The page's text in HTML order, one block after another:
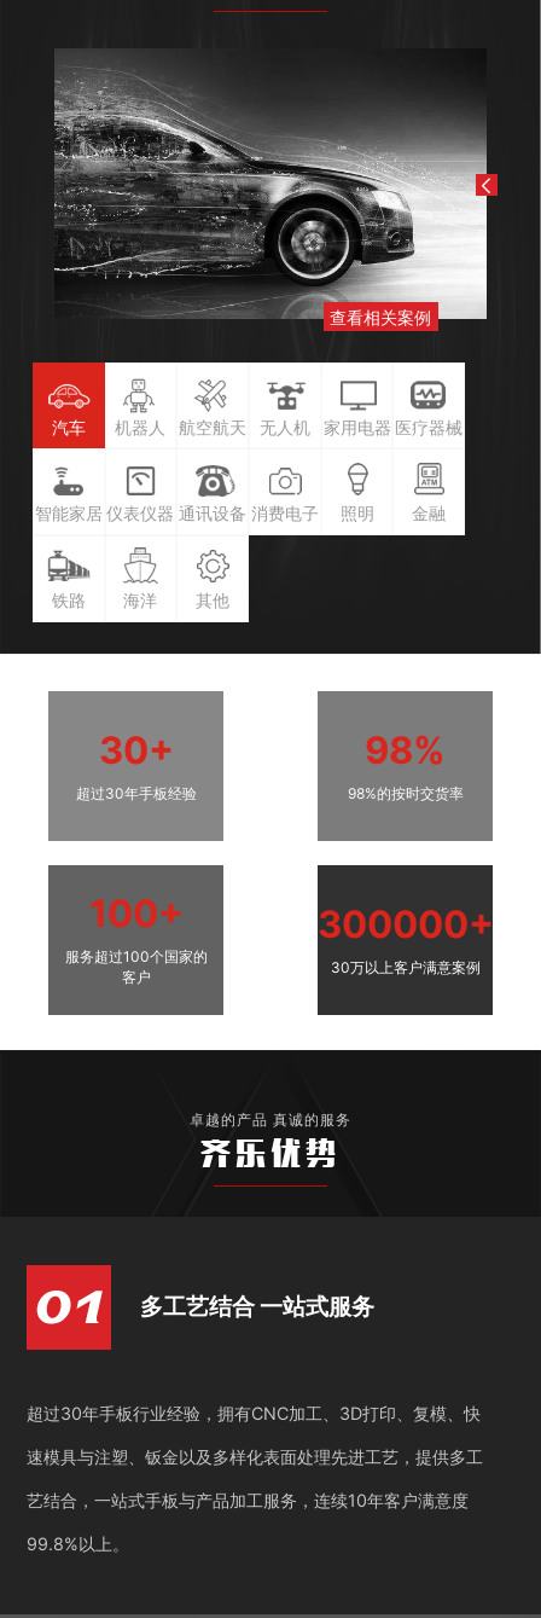
查看相关案例
汽车 机器人 航空航天 无人机 家用电器 医疗器械
智能家居 仪表仪器 通讯设备 消费电子 照明 金融
铁路 海洋 其他
30+
超过30年手板经验
98%
98%的按时交货率
100+
服务超过100个国家的
客户
300000+
30万以上客户满意案例
卓越的产品 真诚的服务
齐乐优势
多工艺结合 一站式服务
超过30年手板行业经验，拥有CNC加工、3D打印、复模、快
速模具与注塑、钣金以及多样化表面处理先进工艺，提供多工
艺结合，一站式手板与产品加工服务，连续10年客户满意度
99.8%以上。